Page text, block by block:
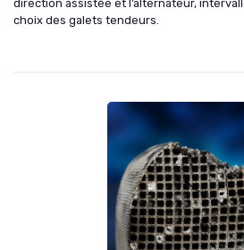
direction assistée et l’alternateur,
choix des galets tendeurs.